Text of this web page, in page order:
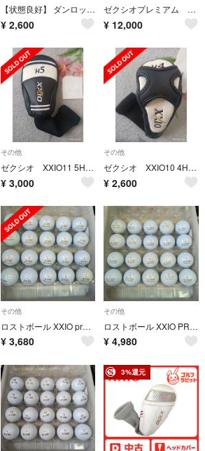
【状態良好】 ダンロップ XXIO11 ゼクシオ11 ドライバー用 ヘッドカバー
¥ 2,600
ゼクシオプレミアム ゴルフボール
¥ 12,000
その他
ゼクシオ XXIO11 5H ヘッドカバー 3 ゴルフ UT
¥ 3,000
その他
ゼクシオ XXIO10 4H ヘッドカバー 1 UT
¥ 2,600
その他
ロストボール XXIO premium ゴールド 20球
¥ 3,680
その他
ロストボール XXIO PREMIUM ゴールド20年 20球
¥ 4,980
3%還元